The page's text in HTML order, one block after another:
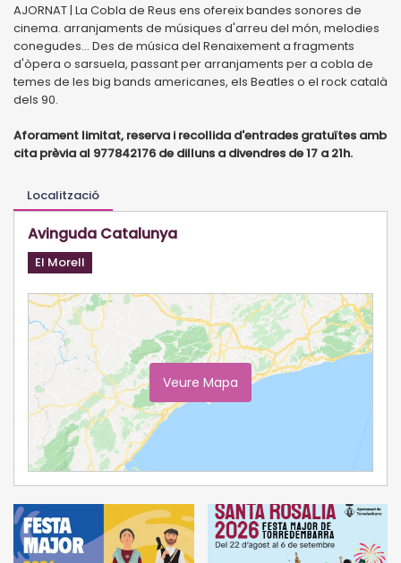
AJORNAT | La Cobla de Reus ens ofereix bandes sonores de
cinema. arranjaments de músiques d'arreu del món, melodies
conegudes... Des de música del Renaixement a fragments
d'òpera o sarsuela, passant per arranjaments per a cobla de
temes de les big bands americanes, els Beatles o el rock català
dels 90.
Aforament limitat, reserva i recollida d'entrades gratuïtes amb
cita prèvia al 977842176 de dilluns a divendres de 17 a 21h.
Localització
Avinguda Catalunya
El Morell
Veure Mapa